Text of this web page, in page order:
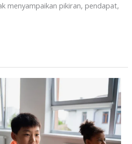
menyampaikan pikiran, pendapat,